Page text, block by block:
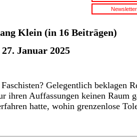
Newsletter
Klein (in 16 Beiträgen)
Januar 2025
Gelegentlich beklagen
ihren Auffassungen keinen Raum
hatte, wohin grenzenlose